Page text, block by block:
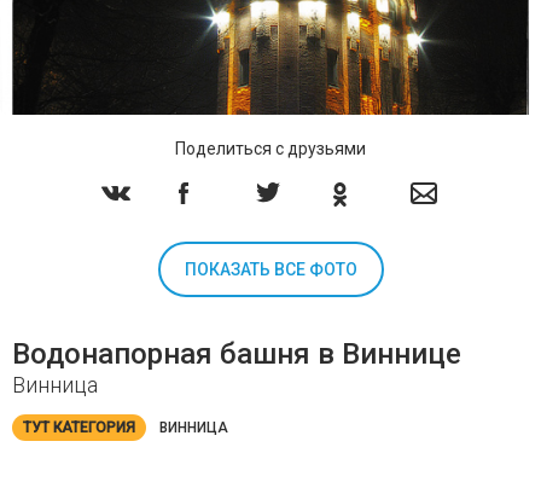
ПОКАЗАТЬ ВСЕ ФОТО
Поделиться с друзьями
Водонапорная башня в Виннице
Винница
ТУТ КАТЕГОРИЯ ВИННИЦА